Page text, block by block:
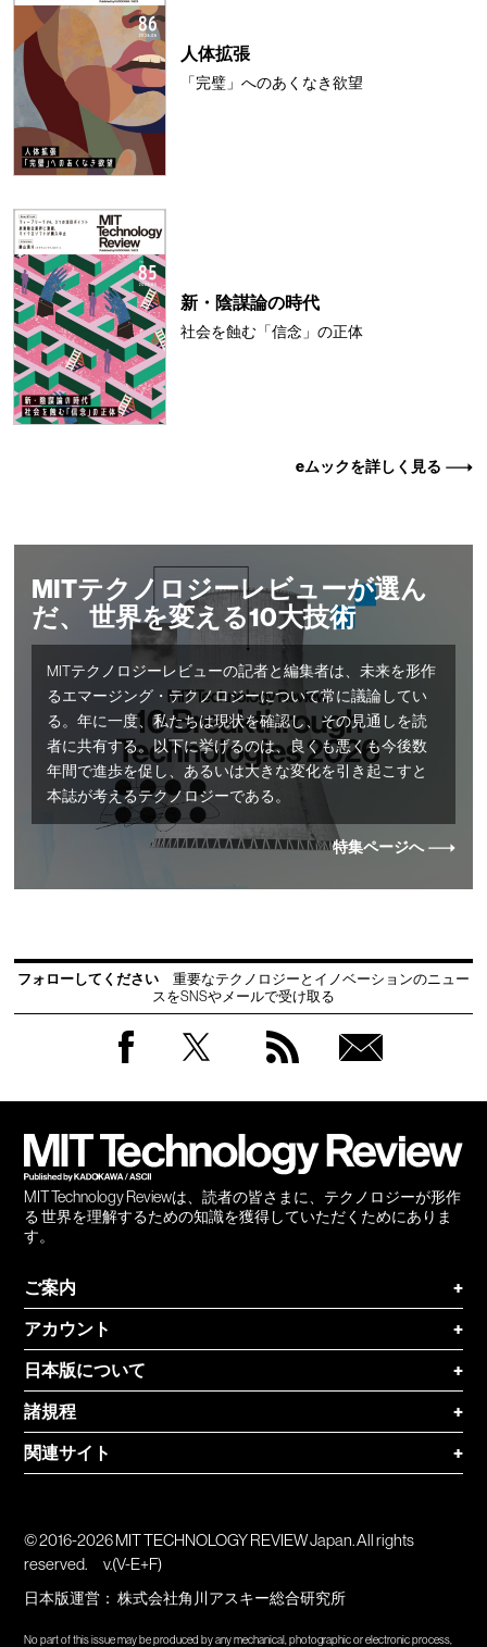
人体拡張
「完璧」へのあくなき欲望
新・陰謀論の時代
社会を蝕む「信念」の正体
eムックを詳しく見る
MITテクノロジーレビューが選ん
だ、 世界を変える10大技術
MITテクノロジーレビューの記者と編集者は、未来を形作
るエマージング・テクノロジーについて常に議論してい
る。年に一度、私たちは現状を確認し、その見通しを読
者に共有する。以下に挙げるのは、良くも悪くも今後数
年間で進歩を促し、あるいは大きな変化を引き起こすと
本誌が考えるテクノロジーである。
特集ページへ
フォローしてください
重要なテクノロジーとイノベーションのニュー
スをSNSやメールで受け取る
MIT Technology Reviewは、読者の皆さまに、テクノロジーが形作
る 世界を理解するための知識を獲得していただくためにありま
す。
ご案内
+
アカウント
+
日本版について
+
諸規程
+
関連サイト
+
© 2016-2026 MIT TECHNOLOGY REVIEW Japan. All rights
reserved.
v.(V-E+F)
日本版運営：株式会社角川アスキー総合研究所
No part of this issue may be produced by any mechanical, photographic or electronic process,